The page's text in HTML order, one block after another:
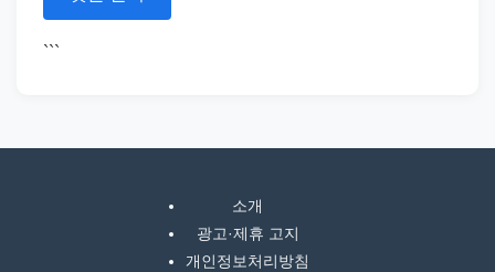
```
소개
광고·제휴 고지
개인정보처리방침